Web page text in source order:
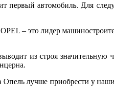
первый автомобиль. Для
– это лидер
из строя
лучше приобрести у